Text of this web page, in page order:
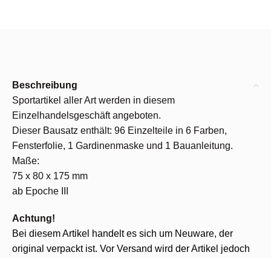
Beschreibung
Sportartikel aller Art werden in diesem
Einzelhandelsgeschäft angeboten.
Dieser Bausatz enthält: 96 Einzelteile in 6 Farben,
Fensterfolie, 1 Gardinenmaske und 1 Bauanleitung.
Maße:
75 x 80 x 175 mm
ab Epoche III
Achtung!
Bei diesem Artikel handelt es sich um Neuware, der
original verpackt ist. Vor Versand wird der Artikel jedoch